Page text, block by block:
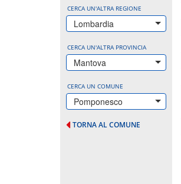
CERCA UN'ALTRA REGIONE
Lombardia
CERCA UN'ALTRA PROVINCIA
Mantova
CERCA UN COMUNE
Pomponesco
TORNA AL COMUNE